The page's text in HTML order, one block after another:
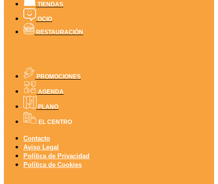
TIENDAS
OCIO
RESTAURACIÓN
PROMOCIONES
AGENDA
PLANO
EL CENTRO
Contacto
Aviso Legal
Política de Privacidad
Política de Cookies